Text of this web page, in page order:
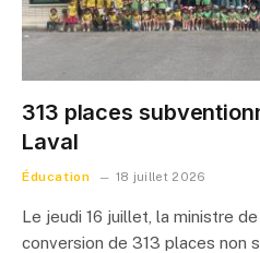
313 places
Laval
Éducation 18 juillet 2026
Le jeudi 16 juillet, la ministre
conversion de 313 places non